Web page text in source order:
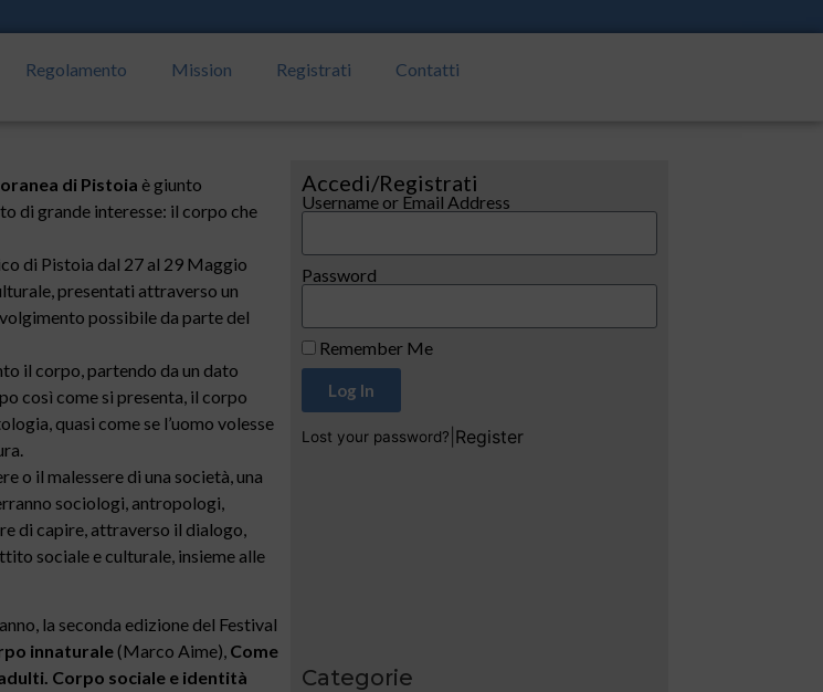
Regolamento Mission Registrati Contatti
di Pistoia è giunto
di grande interesse: il corpo che
di Pistoia dal 27 al 29 Maggio
presentati attraverso un
possibile da parte del
il corpo, partendo da un dato
così come si presenta, il corpo
quasi come se l’uomo volesse
o il malessere di una società, una
sociologi, antropologi,
di capire, attraverso il dialogo,
sociale e culturale, insieme alle
la seconda edizione del Festival
innaturale (Marco Aime), Come
Corpo sociale e identità
Accedi/Registrati
Username or Email Address
Password
Remember Me
Log In
Lost your password? Register
Categorie